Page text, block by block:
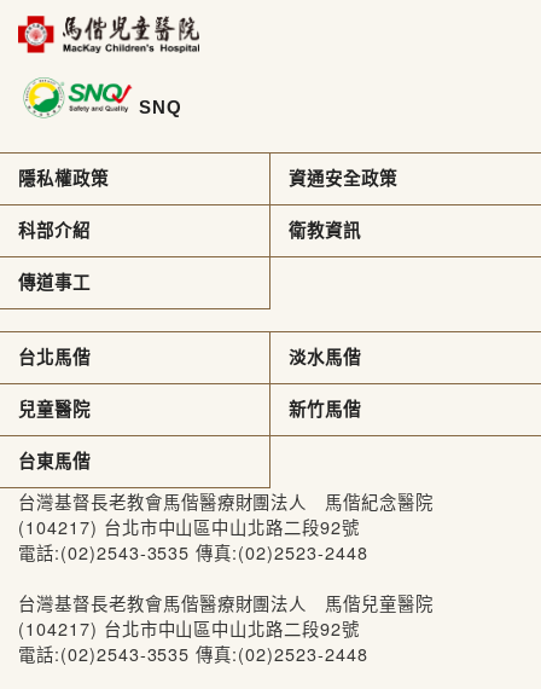
SNQ
隱私權政策 資通安全政策
科部介紹 衛教資訊
傳道事工
台北馬偕 淡水馬偕
兒童醫院 新竹馬偕
台東馬偕
台灣基督長老教會馬偕醫療財團法人 馬偕紀念醫院
(104217) 台北市中山區中山北路二段92號
電話:(02)2543-3535 傳真:(02)2523-2448
台灣基督長老教會馬偕醫療財團法人 馬偕兒童醫院
(104217) 台北市中山區中山北路二段92號
電話:(02)2543-3535 傳真:(02)2523-2448